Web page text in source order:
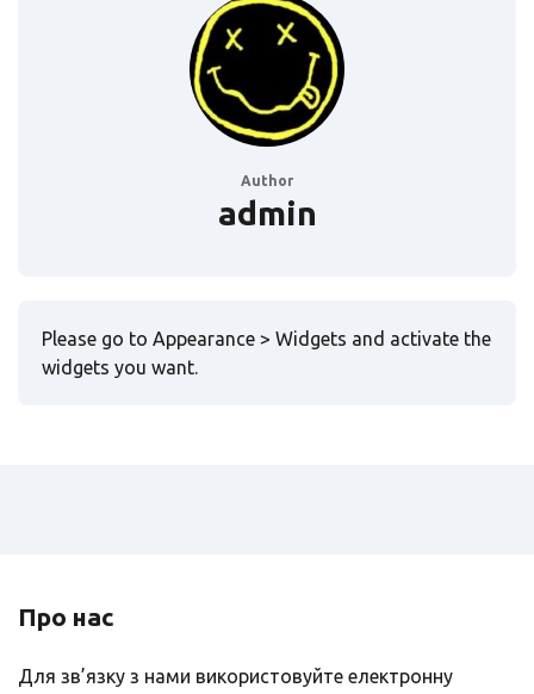
Author
admin
Please go to Appearance > Widgets and activate the
widgets you want.
Про нас
Для зв’язку з нами використовуйте електронну